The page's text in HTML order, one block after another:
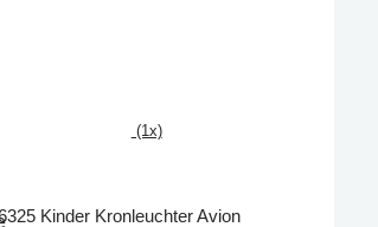
(1x)
Kinder Kronleuchter Avion